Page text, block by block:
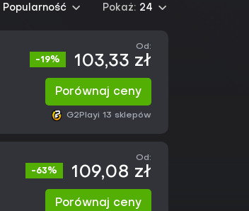
Popularność Pokaż: 24
-19%
Od:
103,33 zł
Porównaj ceny
G2Playi 13 sklepów
-63%
Od:
109,08 zł
Porównaj ceny